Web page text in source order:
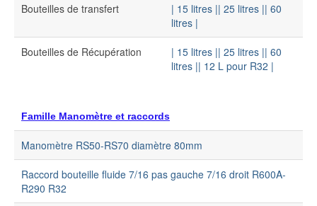
Bouteilles de transfert | 15 litres || 25 litres || 60
litres |
Bouteilles de Récupération | 15 litres || 25 litres || 60
litres || 12 L pour R32 |
Famille Manomètre et raccords
Manomètre RS50-RS70 diamètre 80mm
Raccord bouteille fluide 7/16 pas gauche 7/16 droit R600A-
R290 R32